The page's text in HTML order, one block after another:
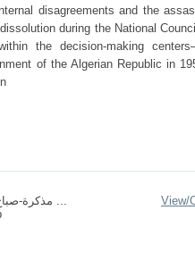
disagreements and the
during the National
the decision-making
of the Algerian Republic in
مذكرة-صباح-ربيعة-1 ...
View/